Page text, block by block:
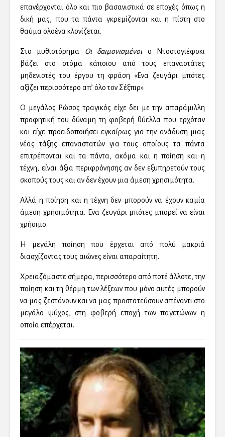
επανέρχονται όλο και πιο βασανιστικά σε εποχές όπως η
δική μας, που τα πάντα γκρεμίζονται και η πίστη στο
θαύμα ολοένα κλονίζεται.
Στο μυθιστόρημα Οι δαιμονισμένοι ο Ντοστογιέφσκι
βάζει στο στόμα κάποιου από τους επαναστάτες
μηδενιστές του έργου τη φράση «Ενα ζευγάρι μπότες
αξίζει περισσότερο απ’ όλο τον Σέξπιρ»
Ο μεγάλος Ρώσος τραγικός είχε δει με την απαράμιλλη
προφητική του δύναμη τη φοβερή θύελλα που ερχόταν
και είχε προειδοποιήσει εγκαίρως για την ανάδυση μιας
νέας τάξης επαναστατών για τους οποίους τα πάντα
επιτρέπονται και τα πάντα, ακόμα και η ποίηση και η
τέχνη, είναι άξια περιφρόνησης αν δεν εξυπηρετούν τους
σκοπούς τους και αν δεν έχουν μια άμεση χρησιμότητα.
Αλλά η ποίηση και η τέχνη δεν μπορούν να έχουν καμία
άμεση χρησιμότητα. Ενα ζευγάρι μπότες μπορεί να είναι
χρήσιμο.
Η μεγάλη ποίηση που έρχεται από πολύ μακριά
διασχίζοντας τους αιώνες είναι απαραίτητη.
Χρειαζόμαστε σήμερα, περισσότερο από ποτέ άλλοτε, την
ποίηση και τη θέρμη των λέξεων που μόνο αυτές μπορούν
να μας ζεστάνουν και να μας προστατεύσουν απέναντι στο
μεγάλο ψύχος, στη φοβερή εποχή των παγετώνων η
οποία επέρχεται.